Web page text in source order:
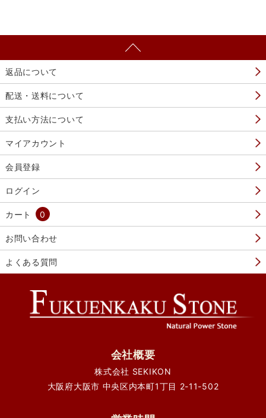
返品について
配送・送料について
支払い方法について
マイアカウント
会員登録
ログイン
カート 0
お問い合わせ
よくある質問
会社概要
株式会社 SEKIKON
大阪府大阪市 中央区内本町1丁目 2-11-502